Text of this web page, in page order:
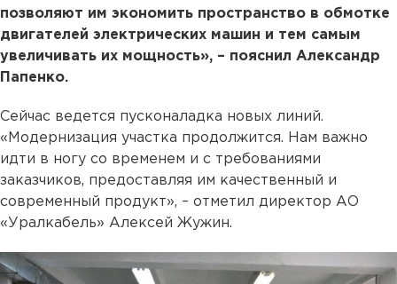
позволяют им экономить пространство в обмотке
двигателей электрических машин и тем самым
увеличивать их мощность», – пояснил Александр
Папенко.
Сейчас ведется пусконаладка новых линий.
«Модернизация участка продолжится. Нам важно
идти в ногу со временем и с требованиями
заказчиков, предоставляя им качественный и
современный продукт», – отметил директор АО
«Уралкабель» Алексей Жужин.